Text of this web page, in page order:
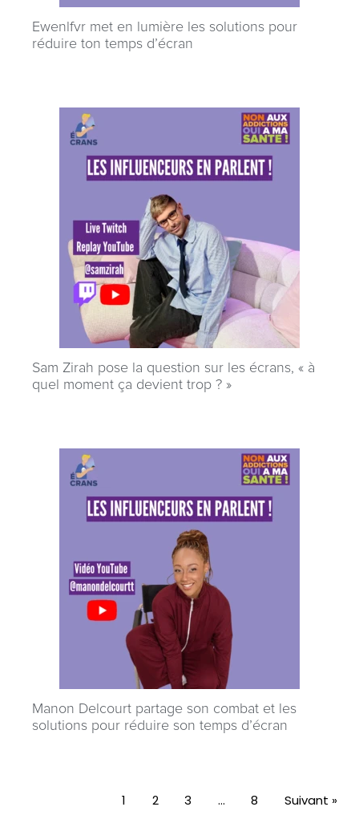
Ewenlfvr met en lumière les solutions pour
réduire ton temps d’écran
Sam Zirah pose la question sur les écrans, « à
quel moment ça devient trop ? »
Manon Delcourt partage son combat et les
solutions pour réduire son temps d’écran
1 2 3 … 8 Suivant »